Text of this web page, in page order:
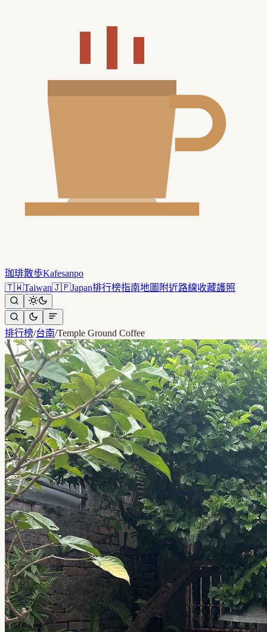
珈琲散歩Kafesanpo
🇹🇼Taiwan🇯🇵Japan排行榜指南地圖 附近路線收藏護照
排行榜/台南/Temple Ground Coffee